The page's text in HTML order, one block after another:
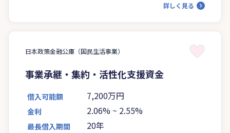
詳しく見る
日本政策金融公庫（国民生活事業）
事業承継・集約・活性化支援資金
借入可能額 7,200万円
金利 2.06% ~ 2.55%
最長借入期間 20年